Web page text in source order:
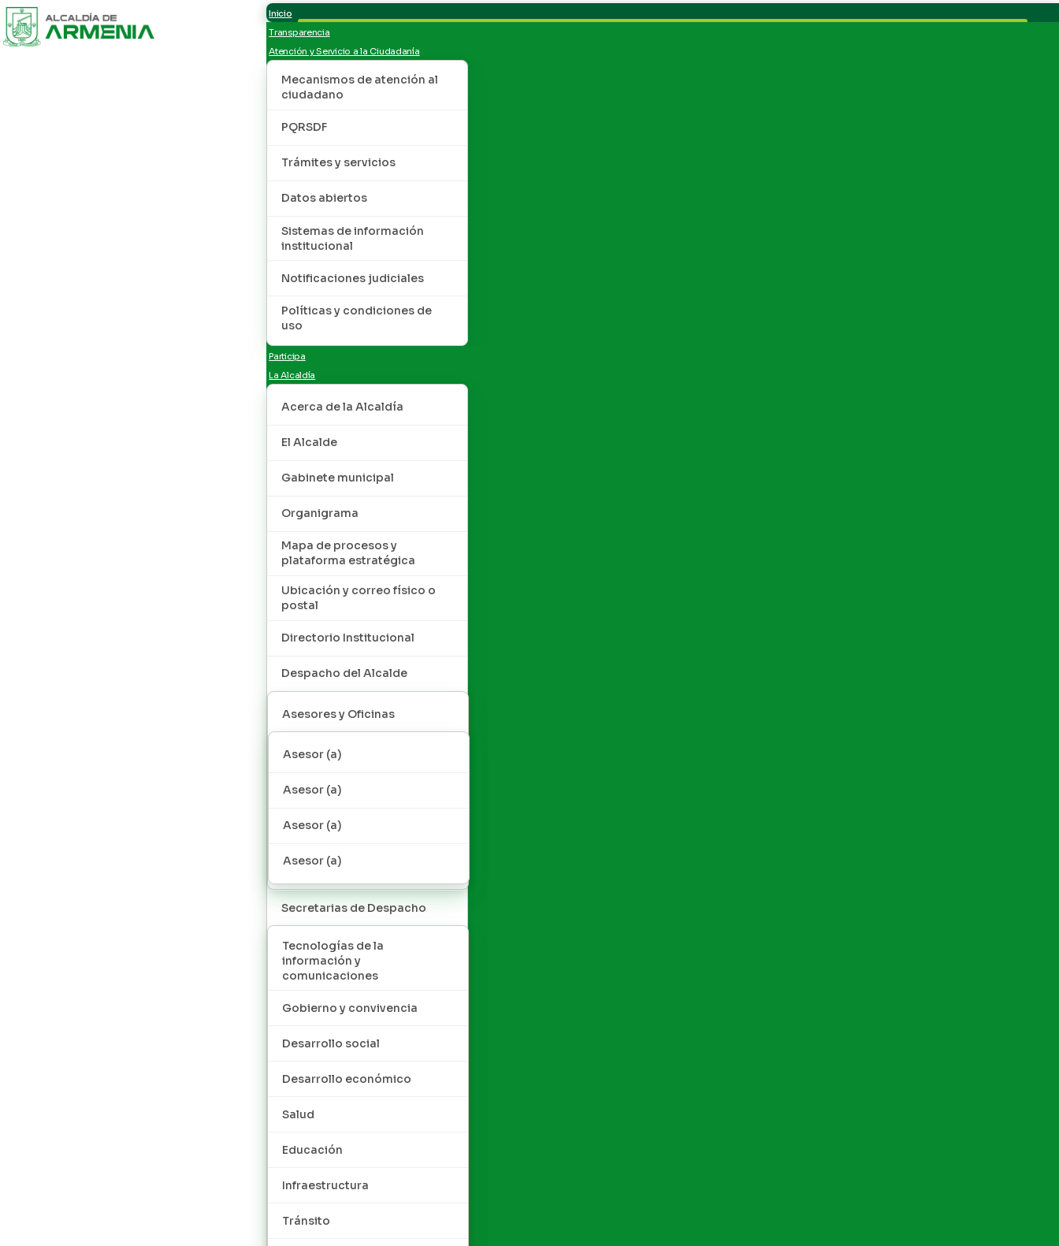
Inicio
Transparencia
Atención y Servicio a la Ciudadanía
Mecanismos de atención al
ciudadano
PQRSDF
Trámites y servicios
Datos abiertos
Sistemas de información
institucional
Notificaciones judiciales
Políticas y condiciones de
uso
Participa
La Alcaldía
Acerca de la Alcaldía
El Alcalde
Gabinete municipal
Organigrama
Mapa de procesos y
plataforma estratégica
Ubicación y correo físico o
postal
Directorio Institucional
Despacho del Alcalde
Asesores y Oficinas
Asesor (a)
Asesor (a)
Asesor (a)
Asesor (a)
Secretarias de Despacho
Tecnologías de la
información y
comunicaciones
Gobierno y convivencia
Desarrollo social
Desarrollo económico
Salud
Educación
Infraestructura
Tránsito